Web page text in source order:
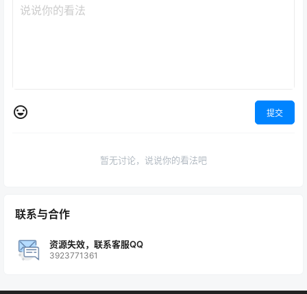
提交
暂无讨论，说说你的看法吧
联系与合作
资源失效，联系客服QQ
3923771361